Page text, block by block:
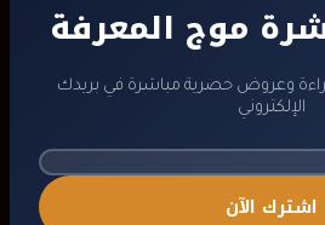
موج المعرفة
وعروض حصرية مباشرة في بريدك
الإلكتروني
اشترك الآن